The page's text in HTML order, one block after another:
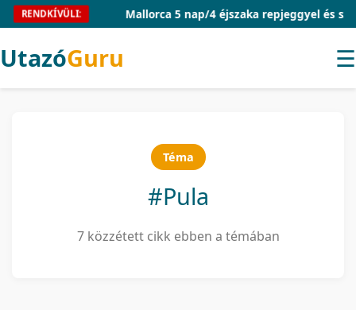
RENDKÍVÜLI: Mallorca 5 nap/4 éjszaka repjeggyel és
UtazóGuru ☰
Téma
#Pula
7 közzétett cikk ebben a témában